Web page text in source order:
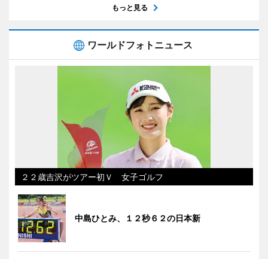
もっと見る
ワールドフォトニュース
２２歳吉沢がツアー初Ｖ 女子ゴルフ
中島ひとみ、１２秒６２の日本新